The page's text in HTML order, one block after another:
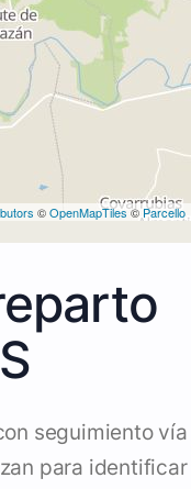
©OpenMapTiles©Parcello
seguimiento vía
para identificar